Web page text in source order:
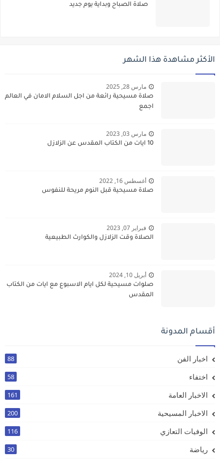
صلاة الصباح وبداية يوم جديد
الأكثر مشاهدة هذا الشهر
مارس 28, 2025
صلاة مسيحية رائعة من اجل السلام الامان في العالم
اجمع
مارس 03, 2023
10 ايات من الكتاب المقدس عن الزلازل
أغسطس 16, 2022
صلاة مسيحية قبل النوم مريحة للنفوس
فبراير 07, 2023
الصلاة وقت الزلازل والكوارث الطبيعية
أبريل 10, 2024
صلوات مسيحية لكل ايام الاسبوع مع ايات من الكتاب
المقدس
أقسام المدونة
اخبار الفن 88
اختفاء 58
الاخبار العامة 161
الاخبار المسيحية 200
الوفيات التعازي 116
رياضة 30